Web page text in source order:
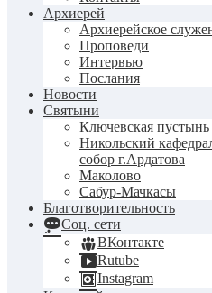
Архиерей
Архиерейское
Проповеди
Интервью
Послания
Новости
Святыни
Ключевская пустынь
Никольский
собор г.Ардатова
Маколово
Сабур-Мачкасы
Благотворительность
Соц. сети
ВКонтакте
Rutube
Instagram